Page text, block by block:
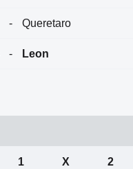
- Queretaro
- Leon
1 X 2